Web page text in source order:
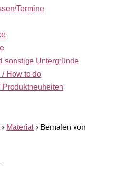
Termine
sonstige Untergründe
/ How to do
Produktneuheiten
› Material › Bemalen von